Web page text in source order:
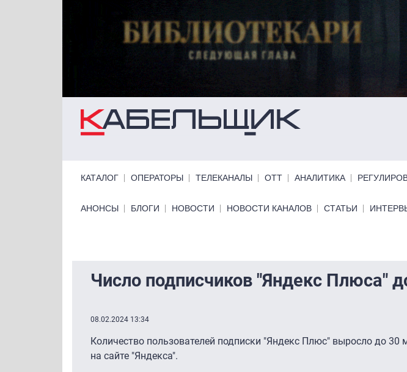
КАТАЛОГ ОПЕРАТОРЫ ТЕЛЕКАНАЛЫ ОТТ АНАЛИТИКА
Primary links bottom
АНОНСЫ БЛОГИ НОВОСТИ НОВОСТИ КАНАЛОВ СТАТЬИ
Число подписчиков "Яндекс Плюса"
08.02.2024 13:34
Количество пользователей подписки "Яндекс Плюс" выросло до
на сайте "Яндекса".